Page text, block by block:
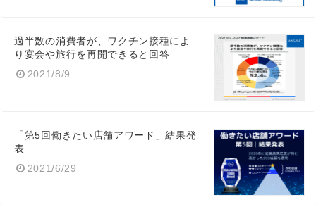
過半数の消費者が、ワクチン接種によ
り宴会や旅行を再開できると回答
2021/8/9
「第5回働きたい店舗アワード」結果発
表
2021/6/29